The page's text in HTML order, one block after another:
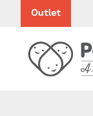
Outlet